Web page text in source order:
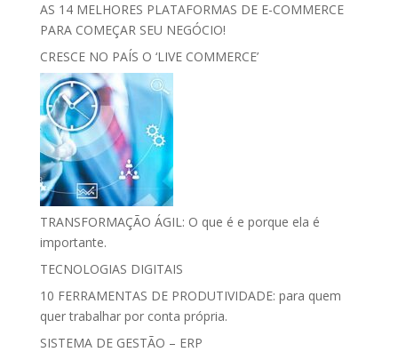
AS 14 MELHORES PLATAFORMAS DE E-COMMERCE
PARA COMEÇAR SEU NEGÓCIO!
CRESCE NO PAÍS O ‘LIVE COMMERCE’
TRANSFORMAÇÃO ÁGIL: O que é e porque ela é
importante.
TECNOLOGIAS DIGITAIS
10 FERRAMENTAS DE PRODUTIVIDADE: para quem
quer trabalhar por conta própria.
SISTEMA DE GESTÃO – ERP